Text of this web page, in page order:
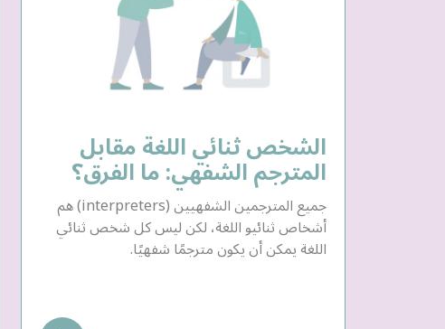
الشخص ثنائي اللغة مقابل
المترجم الشفهي: ما الفرق؟
جميع المترجمين الشفهيين (interpreters) هم
أشخاص ثنائيو اللغة، لكن ليس كل شخص ثنائي
اللغة يمكن أن يكون مترجمًا شفهيًا.